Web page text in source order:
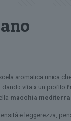
aromatica unica
, dando vita a un profilo
macchia
e leggerezza,